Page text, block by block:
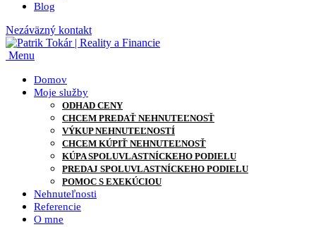
Blog
Nezáväzný kontakt
Menu
Domov
Moje služby
ODHAD CENY
CHCEM PREDAŤ NEHNUTEĽNOSŤ
VÝKUP NEHNUTEĽNOSTÍ
CHCEM KÚPIŤ NEHNUTEĽNOSŤ
KÚPA SPOLUVLASTNÍCKEHO PODIELU
PREDAJ SPOLUVLASTNÍCKEHO PODIELU
POMOC S EXEKÚCIOU
Nehnuteľnosti
Referencie
O mne